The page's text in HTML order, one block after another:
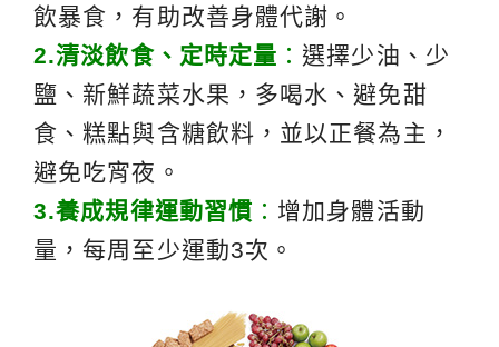
飲暴食，有助改善身體代謝。
2.清淡飲食、定時定量 ： 選擇少油、少
鹽、新鮮蔬菜水果，多喝水、避免甜
食、糕點與含糖飲料，並以正餐為主，
避免吃宵夜。
3.養成規律運動習慣 ： 增加身體活動
量，每周至少運動3次。